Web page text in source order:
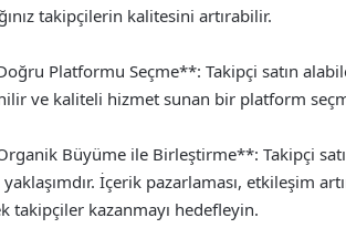
takipçilerin kalitesini artırabilir.
Platformu Seçme**: Takipçi satın
ve kaliteli hizmet sunan bir platform
Büyüme ile Birleştirme**: Takipçi
İçerik pazarlaması, etkileşim
takipçiler kazanmayı hedefleyin.